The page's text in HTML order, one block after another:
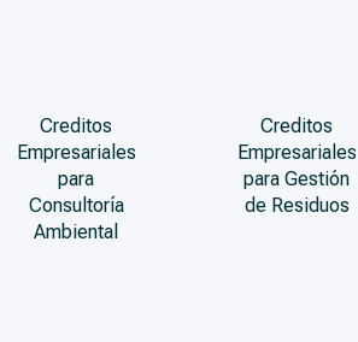
Creditos
Empresariales
para
Consultoría
Ambiental
Creditos
Empresariales
para Gestión
de Residuos